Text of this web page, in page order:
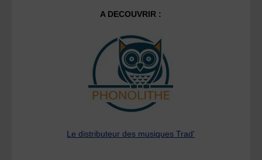
A DECOUVRIR :
Le distributeur des musiques Trad'